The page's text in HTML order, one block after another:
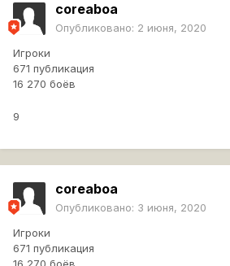
coreaboa
Опубликовано: 2 июня, 2020
Игроки
671 публикация
16 270 боёв
9
coreaboa
Опубликовано: 3 июня, 2020
Игроки
671 публикация